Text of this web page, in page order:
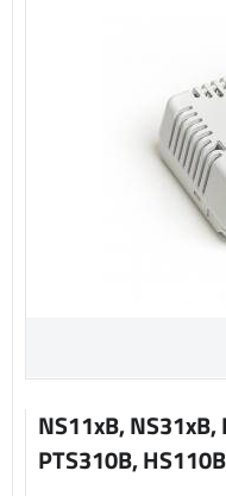
NS11xB,
PTS310B,